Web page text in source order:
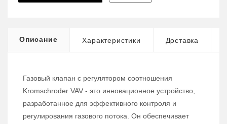
Описание Характеристики Доставка
Газовый клапан с регулятором соотношения
Kromschroder VAV - это инновационное устройство,
разработанное для эффективного контроля и
регулирования газового потока. Он обеспечивает